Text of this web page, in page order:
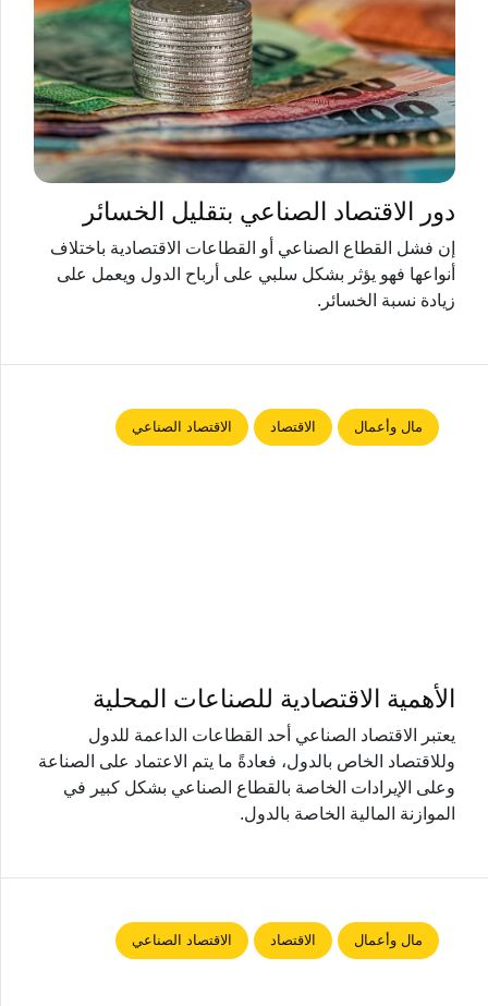
دور الاقتصاد الصناعي بتقليل الخسائر
إن فشل القطاع الصناعي أو القطاعات الاقتصادية باختلاف
أنواعها فهو يؤثر بشكل سلبي على أرباح الدول ويعمل على
زيادة نسبة الخسائر.
مال وأعمال الاقتصاد الاقتصاد الصناعي
الأهمية الاقتصادية للصناعات المحلية
يعتبر الاقتصاد الصناعي أحد القطاعات الداعمة للدول
وللاقتصاد الخاص بالدول، فعادةً ما يتم الاعتماد على الصناعة
وعلى الإيرادات الخاصة بالقطاع الصناعي بشكل كبير في
الموازنة المالية الخاصة بالدول.
مال وأعمال الاقتصاد الاقتصاد الصناعي